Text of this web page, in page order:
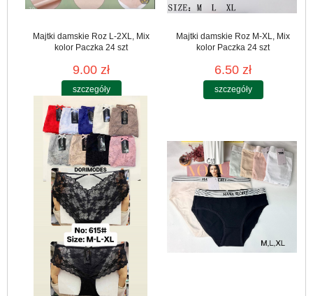
Majtki damskie Roz L-2XL, Mix
kolor Paczka 24 szt
9.00 zł
szczegóły
Majtki damskie Roz M-XL, Mix
kolor Paczka 24 szt
6.50 zł
szczegóły